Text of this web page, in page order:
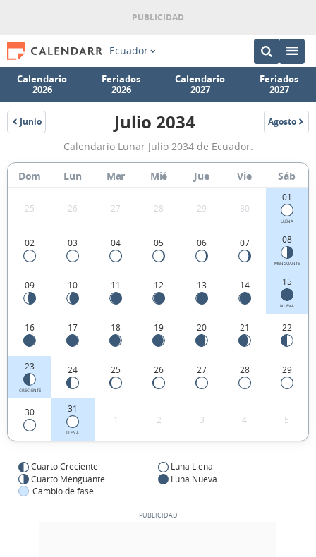
Ecuador
Calendario
2026
Feriados
2026
Calendario
2027
Feriados
2027
Junio
2034
Calendario
Lunar
Julio
Ecuador.
Julio 2034 Agosto
2034
Calendario Lunar Julio 2034 de Ecuador.
Dom Lun Mar Mié Jue Vie Sáb
25 26 27 28 29 30
01
LLENA
02 03 04 05 06 07 08
MENGUANTE
09 10 11 12 13 14 15
NUEVA
16 17 18 19 20 21 22
23
CRECIENTE
24 25 26 27 28 29
30 31
LLENA
1 2 3 4 5
Cuarto Creciente
Luna Llena
Cuarto Menguante
Luna Nueva
Cambio de fase